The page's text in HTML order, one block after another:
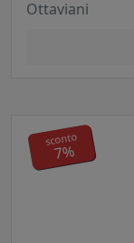
Ottaviani
sconto
7%